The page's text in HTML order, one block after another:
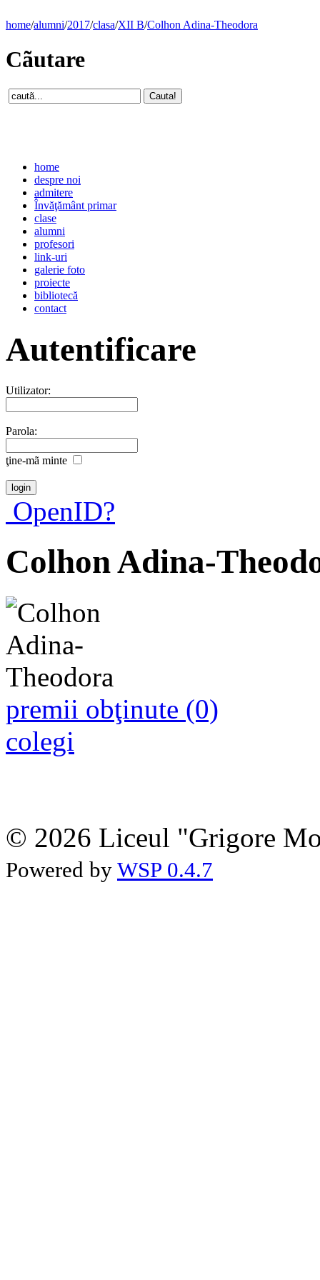
home/alumni/2017/clasa/XII B/Colhon Adina-Theodora
Cãutare
home
despre noi
admitere
Învăţământ primar
clase
alumni
profesori
link-uri
galerie foto
proiecte
bibliotecă
contact
Autentificare
Utilizator:
Parola:
ţine-mã minte
OpenID?
Colhon Adina-
premii obţinute (0)
colegi
© 2026 Liceul "Grigore
Powered by WSP 0.4.7